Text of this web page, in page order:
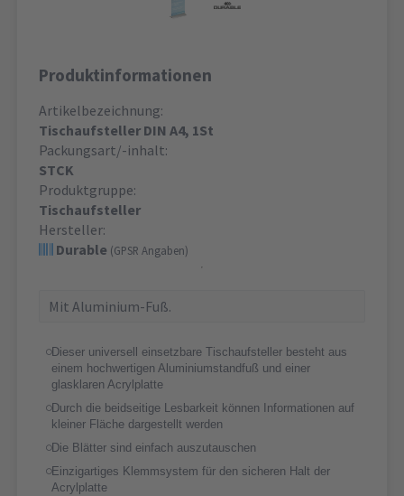
Produktinformationen
Artikelbezeichnung:
Tischaufsteller DIN A4, 1St
Packungsart/-inhalt:
STCK
Produktgruppe:
Tischaufsteller
Hersteller:
Durable (GPSR Angaben)
Mit Aluminium-Fuß.
Dieser universell einsetzbare Tischaufsteller besteht aus
einem hochwertigen Aluminiumstandfuß und einer
glasklaren Acrylplatte
Durch die beidseitige Lesbarkeit können Informationen auf
kleiner Fläche dargestellt werden
Die Blätter sind einfach auszutauschen
Einzigartiges Klemmsystem für den sicheren Halt der
Acrylplatte